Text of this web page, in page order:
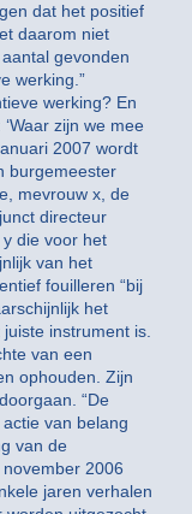
dat het positief
daarom niet
gevonden
werking.”
werking? En
zijn we mee
2007 wordt
burgemeester
mevrouw x, de
directeur
die voor het
van het
fouilleren “bij
het
instrument is.
van een
ophouden. Zijn
“De
van belang
van de
2006
jaren verhalen